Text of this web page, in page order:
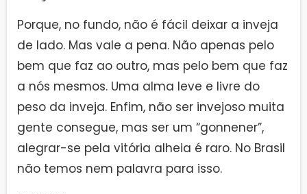
Porque, no fundo, não é fácil deixar a inveja
de lado. Mas vale a pena. Não apenas pelo
bem que faz ao outro, mas pelo bem que faz
a nós mesmos. Uma alma leve e livre do
peso da inveja. Enfim, não ser invejoso muita
gente consegue, mas ser um “gonnener”,
alegrar-se pela vitória alheia é raro. No Brasil
não temos nem palavra para isso.